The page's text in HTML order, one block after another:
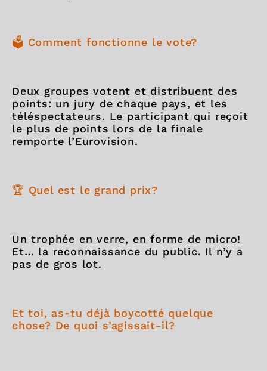
🗳️ Comment fonctionne le vote?
Deux groupes votent et distribuent des
points: un jury de chaque pays, et les
téléspectateurs. Le participant qui reçoit
le plus de points lors de la finale
remporte l’Eurovision.
🏆 Quel est le grand prix?
Un trophée en verre, en forme de micro!
Et… la reconnaissance du public. Il n’y a
pas de gros lot.
Et toi, as-tu déjà boycotté quelque
chose? De quoi s’agissait-il?